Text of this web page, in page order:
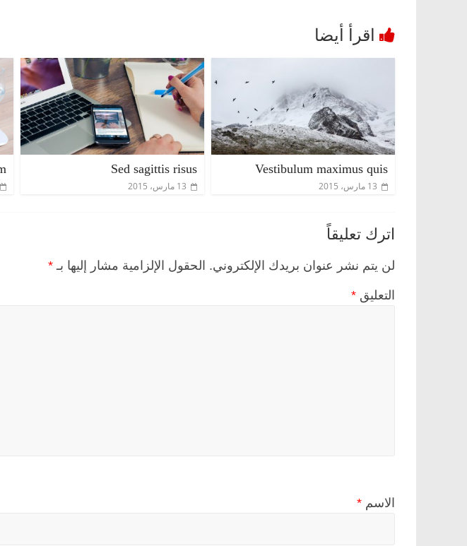
Vestibulum maximus quis
13 مارس، 2015
Sed sagittis risus
13 مارس، 2015
اترك تعليقاً
لن يتم نشر عنوان بريدك الإلكتروني. الحقول الإلزامية مشار إليها بـ *
التعليق *
الاسم *
الرئيسية مصر
مقعد شاغر على
حسين
الخصخصة الذي
(بروفايل)
الرئيسية مصر ناس وناس
في ذكرى رحيله.. د. نور فرحات فقيه
قانوني دافع عن قضايا الوطن وانحاز
للحرية (بروفايل)
26 يناير، 2026
فاروق.. خبير اقتصادي
ميلاده وحيداً على أبواب